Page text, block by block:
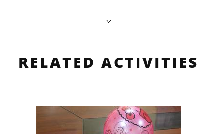
RELATED ACTIVITIES